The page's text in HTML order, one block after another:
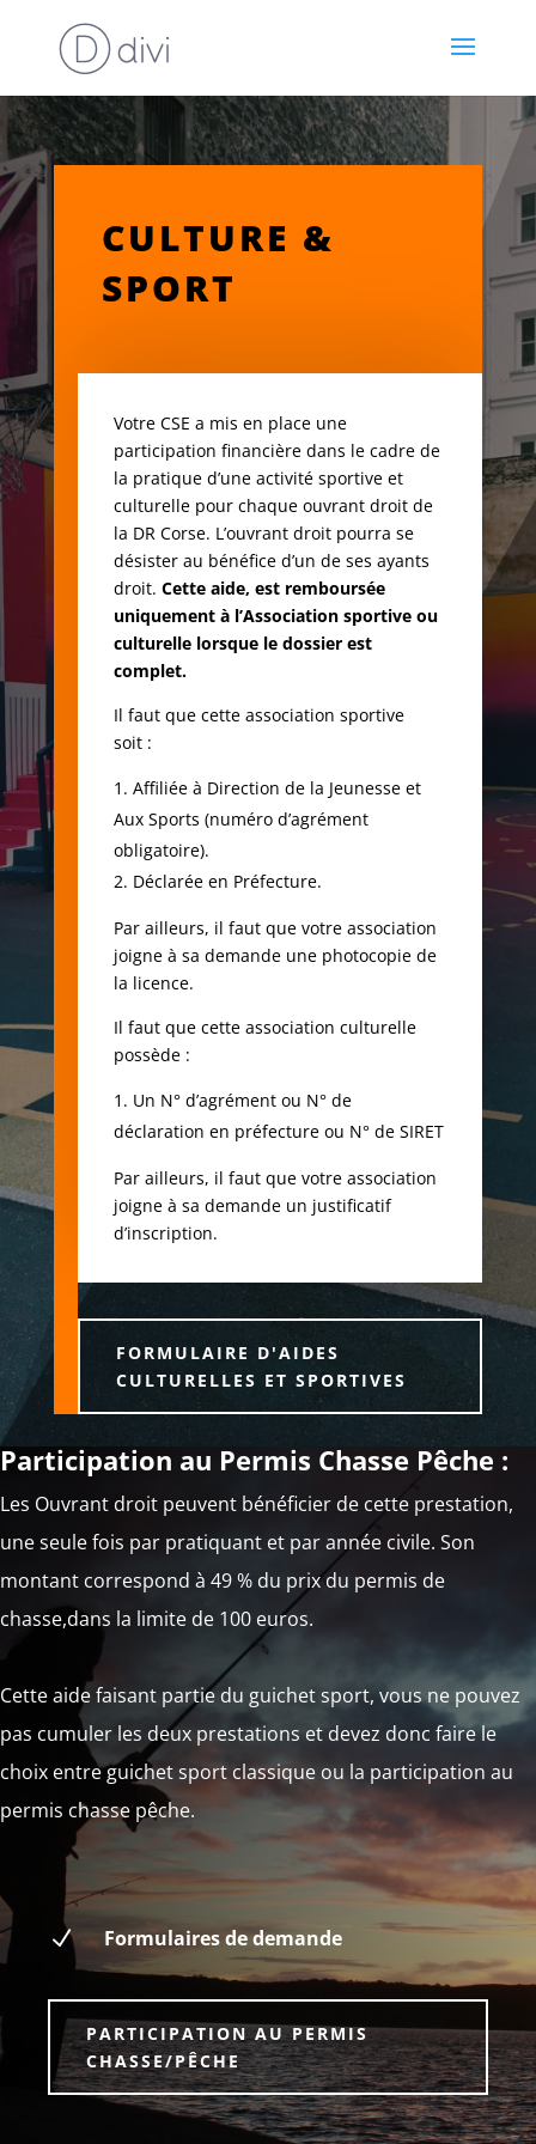
CULTURE &
SPORT
Votre CSE a mis en place une
participation financière dans le cadre de
la pratique d’une activité sportive et
culturelle pour chaque ouvrant droit de
la DR Corse. L’ouvrant droit pourra se
désister au bénéfice d’un de ses ayants
droit. Cette aide, est remboursée
uniquement à l’Association sportive ou
culturelle lorsque le dossier est
complet.
Il faut que cette association sportive
soit :
Affiliée à Direction de la Jeunesse et
Aux Sports (numéro d’agrément
obligatoire).
Déclarée en Préfecture.
Par ailleurs, il faut que votre association
joigne à sa demande une photocopie de
la licence.
Il faut que cette association culturelle
possède :
Un N° d’agrément ou N° de
déclaration en préfecture ou N° de SIRET
Par ailleurs, il faut que votre association
joigne à sa demande un justificatif
d’inscription.
FORMULAIRE D'AIDES
CULTURELLES ET SPORTIVES
Participation au Permis Chasse Pêche :
Les Ouvrant droit peuvent bénéficier de cette prestation,
une seule fois par pratiquant et par année civile. Son
montant correspond à 49 % du prix du permis de
chasse,dans la limite de 100 euros.
Cette aide faisant partie du guichet sport, vous ne pouvez
pas cumuler les deux prestations et devez donc faire le
choix entre guichet sport classique ou la participation au
permis chasse pêche.
N Formulaires de demande
PARTICIPATION AU PERMIS
CHASSE/PÊCHE